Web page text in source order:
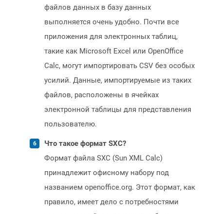
файлов данных в базу данных
выполняется очень удобно. Почти все
приложения для электронных таблиц,
такие как Microsoft Excel или OpenOffice
Calc, могут импортировать CSV без особых
усилий. Данные, импортируемые из таких
файлов, расположены в ячейках
электронной таблицы для представления
пользователю.
Что такое формат SXC?
Формат файла SXC (Sun XML Calc)
принадлежит офисному набору под
названием openoffice.org. Этот формат, как
правило, имеет дело с потребностями